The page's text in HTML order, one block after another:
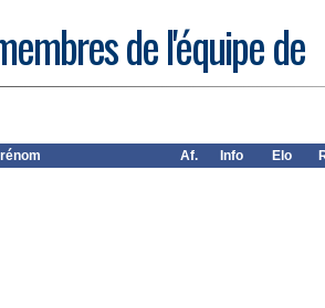
de l'équipe de
Af. Info Elo